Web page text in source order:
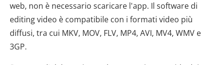
web, non è necessario scaricare l'app. Il software di
editing video è compatibile con i formati video più
diffusi, tra cui MKV, MOV, FLV, MP4, AVI, MV4, WMV e
3GP.